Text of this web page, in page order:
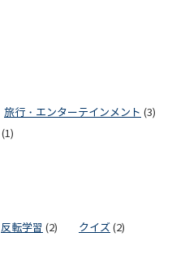
旅行・エンターテインメント (3)
(1)
反転学習 (2) クイズ (2)